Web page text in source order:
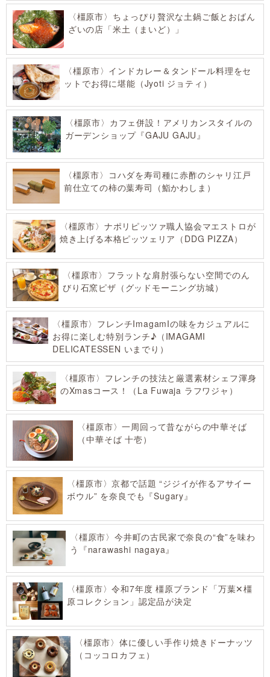
〈橿原市〉ちょっぴり贅沢な土鍋ご飯とおばん
ざいの店「米土（まいど）」
〈橿原市〉インドカレー＆タンドール料理をセ
ットでお得に堪能（Jyoti ジョティ）
〈橿原市〉カフェ併設！アメリカンスタイルの
ガーデンショップ『GAJU GAJU』
〈橿原市〉コハダを寿司種に赤酢のシャリ江戸
前仕立ての柿の葉寿司（鮨かわしま）
〈橿原市〉ナポリピッツァ職人協会マエストロが
焼き上げる本格ピッツェリア（DDG PIZZA）
〈橿原市〉フラットな肩肘張らない空間でのん
びり石窯ピザ（グッドモーニング坊城）
〈橿原市〉フレンチImagamIの味をカジュアルに
お得に楽しむ特別ランチ♪（IMAGAMI
DELICATESSEN いまでり）
〈橿原市〉フレンチの技法と厳選素材シェフ渾身
のXmasコース！（La Fuwaja ラフワジャ）
〈橿原市〉一周回って昔ながらの中華そば
（中華そば 十壱）
〈橿原市〉京都で話題 “ジジイが作るアサイー
ボウル” を奈良でも『Sugary』
〈橿原市〉今井町の古民家で奈良の“食”を味わ
う『narawashi nagaya』
〈橿原市〉令和7年度 橿原ブランド「万葉✕橿
原コレクション」認定品が決定
〈橿原市〉体に優しい手作り焼きドーナッツ
（コッコロカフェ）